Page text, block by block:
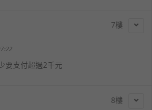
7
要支付超過2千元
8